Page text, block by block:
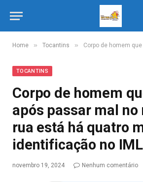
Home » Tocantins » Corpo de homem que morreu após passar mal no
TOCANTINS
Corpo de homem
após passar mal no
rua está há quatro
identificação no IML
novembro 19, 2024 Nenhum comentário